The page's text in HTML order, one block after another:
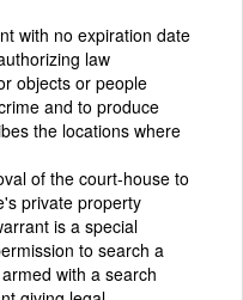
with no expiration date
law
objects or people
and to produce
the locations where
of the court-house to
private property
is a special
to search a
with a search